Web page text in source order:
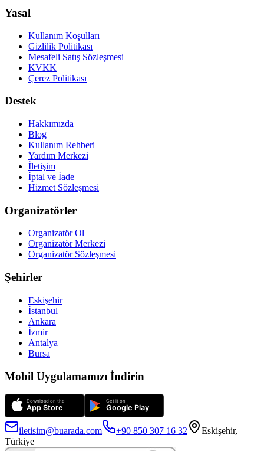
Yasal
Kullanım Koşulları
Gizlilik Politikası
Mesafeli Satış Sözleşmesi
KVKK
Çerez Politikası
Destek
Hakkımızda
Blog
Kullanım Rehberi
Yardım Merkezi
İletişim
İptal ve İade
Hizmet Sözleşmesi
Organizatörler
Organizatör Ol
Organizatör Merkezi
Organizatör Sözleşmesi
Şehirler
Eskişehir
İstanbul
Ankara
İzmir
Antalya
Bursa
Mobil Uygulamamızı İndirin
iletisim@buarada.com +90 850 307 16 32
Eskişehir,
Türkiye